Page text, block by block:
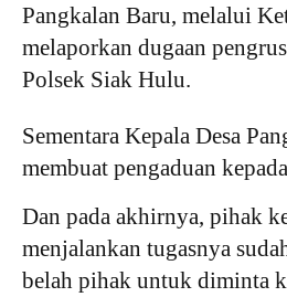
Pangkalan Baru, melalui
melaporkan dugaan
Polsek Siak Hulu.
Sementara Kepala Desa
membuat pengaduan
Dan pada akhirnya, pihak
menjalankan tugasnya
belah pihak untuk diminta